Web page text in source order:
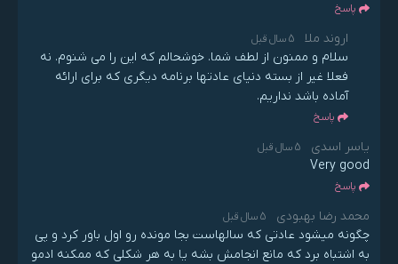
پاسخ
اروند ملا 5 سال قبل
سلام و ممنون از لطف شما. خوشحالم که این را می شنوم. نه
فعلا غیر از بسته دنیای عادتها برنامه دیگری که برای ارائه
آماده باشد نداریم.
پاسخ
یاسر اسدی 5 سال قبل
Very good
پاسخ
محمد رضا بهبودی 5 سال قبل
چگونه میشود عادتی که سالهاست بجا مونده رو اول باور کرد و پی
به اشتباه برد که مانع انجامش بشه یا به هر شکلی که ممکنه ادمو